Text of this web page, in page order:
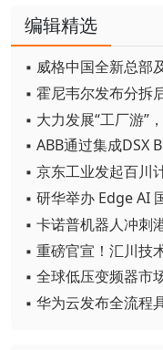
编辑精选
▪ 威格中国全新总部
▪ 大力发展“工厂游”
▪ 京东工业发起百川
▪ 研华举办 Edge AI
▪ 卡诺普机器人冲刺
▪ 全球低压变频器市
▪ 华为云发布全流程